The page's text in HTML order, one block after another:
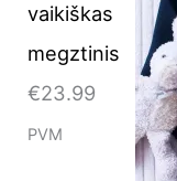
vaikiškas
megztinis
€23.99
PVM